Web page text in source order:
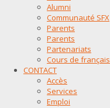
Alumni
Communauté SFX
Parents
Parents
Partenariats
Cours de français
CONTACT
Accès
Services
Emploi